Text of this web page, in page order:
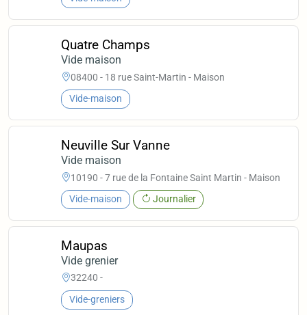
Quatre Champs
Vide maison
08400 - 18 rue Saint-Martin - Maison
Vide-maison
Neuville Sur Vanne
Vide maison
10190 - 7 rue de la Fontaine Saint Martin - Maison
Vide-maison Journalier
Maupas
Vide grenier
32240 -
Vide-greniers